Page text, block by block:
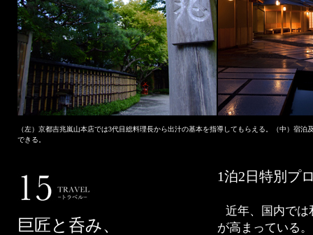
（左）京都吉兆嵐山本店では3代目総料理長から出汁の基本を指導してもらえる。（中）宿
できる。
巨匠と呑み、
1泊2日特別プ
近年、国内では
が高まっている。